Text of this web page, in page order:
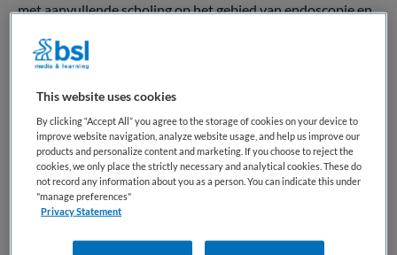
met aanvullende scholing op het gebied van endoscopie en
gesproken over een endoscopiespecialist of
verpleegkundige endoscopie, afhankelijk van de organisatie
en functiebeschrijving.
De professionele rol kenmerkt zich door specialistische
kennis van inwendige onderzoekstechnieken en
patiëntveiligheid binnen een hoogtechnologische
omgeving. De endoscopieverpleegkundige vervult een
belangrijke schakel tussen medisch specialist en patiënt,
met verantwoordelijkheid voor de kwaliteit en continuïteit
This website uses cookies
By clicking “Accept All” you agree to the storage of cookies on your device to
improve website navigation, analyze website usage, and help us improve our
products and personalize content and marketing. If you choose to reject the
cookies, we only place the strictly necessary and analytical cookies. These do
not record any information about you as a person. You can indicate this under
"manage preferences"
Privacy Statement